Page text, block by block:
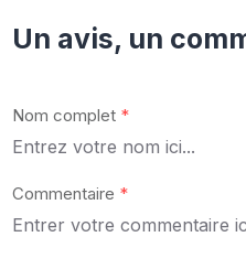
Un avis, un
Nom complet *
Commentaire *